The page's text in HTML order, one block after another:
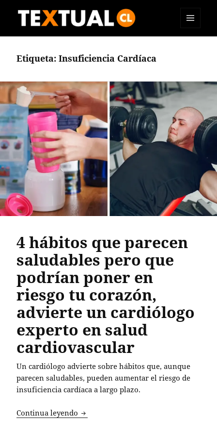
Etiqueta:Insuficiencia Cardíaca
4 hábitos que parecen
saludables pero que
podrían poner en
riesgo tu corazón,
advierte un cardiólogo
experto en salud
cardiovascular
Un cardiólogo advierte sobre hábitos que, aunque
parecen saludables, pueden aumentar el riesgo de
insuficiencia cardíaca a largo plazo.
Continua leyendo 4 hábitos que parecen saludables